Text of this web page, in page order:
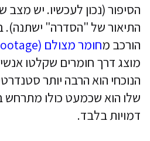
הסיפור (נכון לעכשיו. יש
התיאור של "הסדרה" ישתנה).
הורכב מחומר מצולם (Found Footage)
מוצג דרך חומרים שקלטו
הנוכחי הוא הרבה יותר
שלו הוא שכמעט כולו מתרחש
דמויות בלבד.